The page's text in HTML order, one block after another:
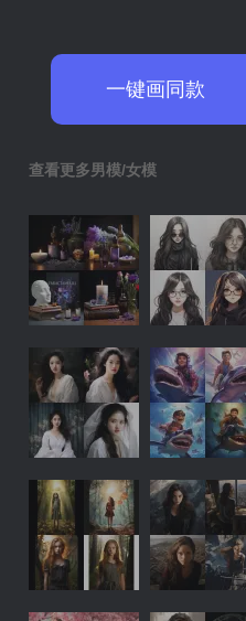
一键画同款
查看更多男模/女模